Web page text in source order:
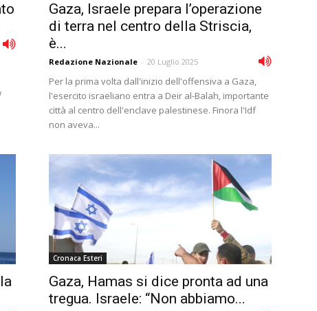
Gaza, Israele prepara l’operazione
di terra nel centro della Striscia,
è...
Redazione Nazionale - 20 Luglio 2025
Per la prima volta dall'inizio dell'offensiva a Gaza,
l'esercito israeliano entra a Deir al-Balah, importante
città al centro dell'enclave palestinese. Finora l'Idf
non aveva...
Cronaca Esteri
Gaza, Hamas si dice pronta ad una
tregua. Israele: “Non abbiamo...